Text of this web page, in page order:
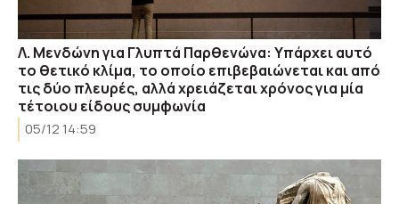
Λ. Μενδώνη για Γλυπτά Παρθενώνα: Υπάρχει αυτό
το θετικό κλίμα, το οποίο επιβεβαιώνεται και από
τις δύο πλευρές, αλλά χρειάζεται χρόνος για μία
τέτοιου είδους συμφωνία
05/12 14:59